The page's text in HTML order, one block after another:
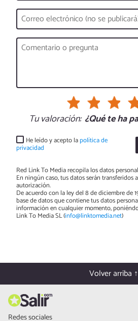
Tu valoración: ¿Qué te ha
He leído y acepto lapolítica de
privacidad
Red Link To Media recopila los datos
En ningún caso, tus datos serán transferidos
autorización.
De acuerdo con la ley del 8 de diciembre de
base de datos que contiene tus datos
información en cualquier momento,
Link To Media SL (info@linktomedia.net)
Volver arriba ↑
Redes sociales